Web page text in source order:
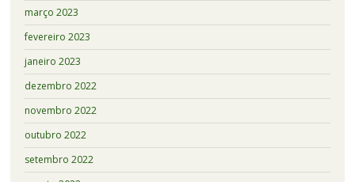
março 2023
fevereiro 2023
janeiro 2023
dezembro 2022
novembro 2022
outubro 2022
setembro 2022